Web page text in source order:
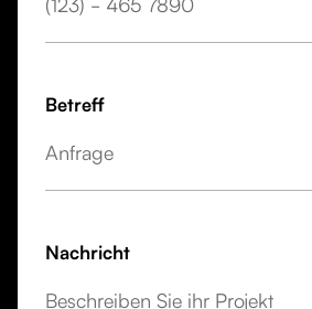
Betreff
Nachricht